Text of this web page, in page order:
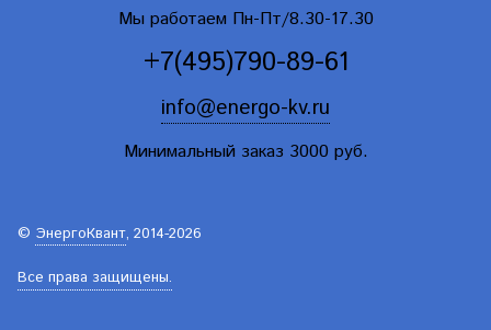
Мы работаем Пн-Пт/8.30-17.30
+7(495)790-89-61
info@energo-kv.ru
Минимальный заказ 3000 руб.
© ЭнергоКвант, 2014-2026
Все права защищены.